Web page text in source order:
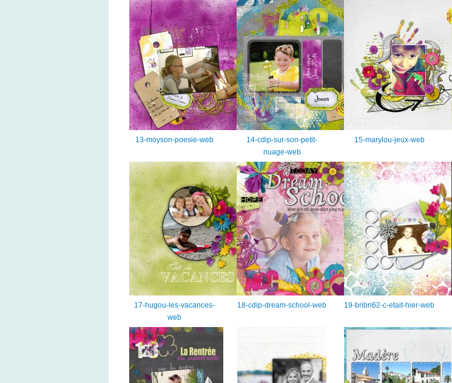
13-moyson-poesie-web
14-cdip-sur-son-petit-
nuage-web
15-marylou-jeux-web
17-hugou-les-vacances-
web
18-cdip-dream-school-web 19-bribri62-c-etait-hier-web